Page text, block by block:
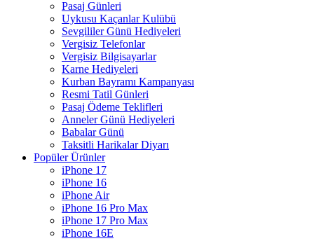
Pasaj Günleri
Uykusu Kaçanlar Kulübü
Sevgililer Günü Hediyeleri
Vergisiz Telefonlar
Vergisiz Bilgisayarlar
Karne Hediyeleri
Kurban Bayramı Kampanyası
Resmi Tatil Günleri
Pasaj Ödeme Teklifleri
Anneler Günü Hediyeleri
Babalar Günü
Taksitli Harikalar Diyarı
Popüler Ürünler
iPhone 17
iPhone 16
iPhone Air
iPhone 16 Pro Max
iPhone 17 Pro Max
iPhone 16E